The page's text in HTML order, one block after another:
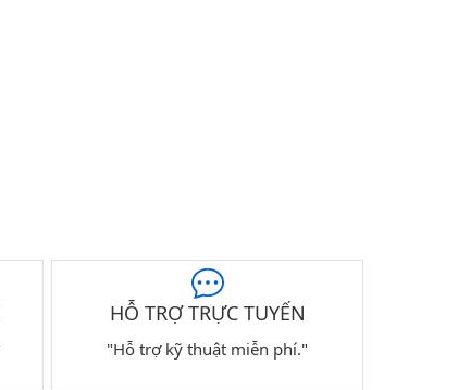
HỖ TRỢ TRỰC TUYẾN
"Hỗ trợ kỹ thuật miễn phí."